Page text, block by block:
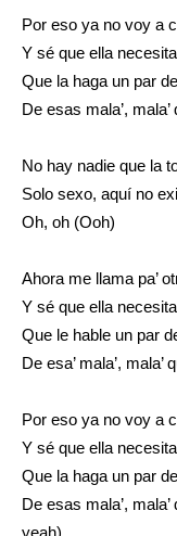
Por eso ya no voy a
Y sé que ella necesita
Que la haga un par
De esas mala’,
No hay nadie que la
Solo sexo, aquí no
Oh, oh (Ooh)
Ahora me llama pa’
Y sé que ella necesita
Que le hable un par
De esa’ mala’,
Por eso ya no voy a
Y sé que ella
Que la haga un par
De esas mala’,
yeah)